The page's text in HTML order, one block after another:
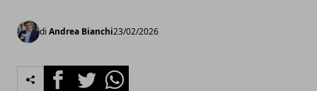
di Andrea Bianchi23/02/2026
FacebookTwitterWhatsapp